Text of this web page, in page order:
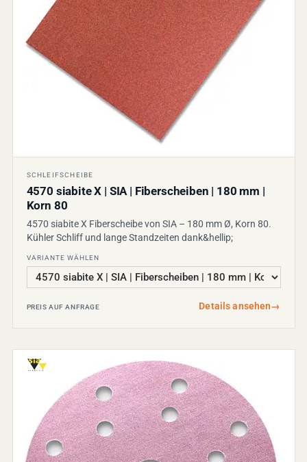
SCHLEIFSCHEIBE
4570 siabite X | SIA | Fiberscheiben | 180 mm |
Korn 80
4570 siabite X Fiberscheibe von SIA – 180 mm Ø, Korn 80.
Kühler Schliff und lange Standzeiten dank&hellip;
VARIANTE WÄHLEN
PREIS AUF ANFRAGE Details ansehen→